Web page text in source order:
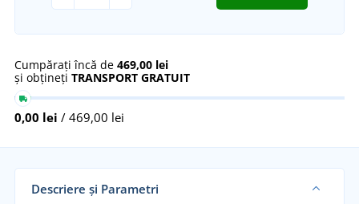
Cumpărați încă de 469,00 lei
și obțineți TRANSPORT GRATUIT
0,00 lei / 469,00 lei
Descriere și Parametri